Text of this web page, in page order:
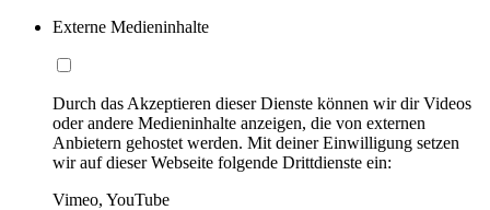
Externe Medieninhalte
Durch das Akzeptieren dieser Dienste können wir dir Videos
oder andere Medieninhalte anzeigen, die von externen
Anbietern gehostet werden. Mit deiner Einwilligung setzen
wir auf dieser Webseite folgende Drittdienste ein:
Vimeo, YouTube